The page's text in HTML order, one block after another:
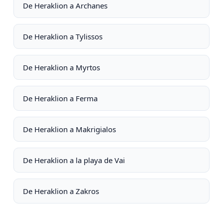
De Heraklion a Archanes
De Heraklion a Tylissos
De Heraklion a Myrtos
De Heraklion a Ferma
De Heraklion a Makrigialos
De Heraklion a la playa de Vai
De Heraklion a Zakros